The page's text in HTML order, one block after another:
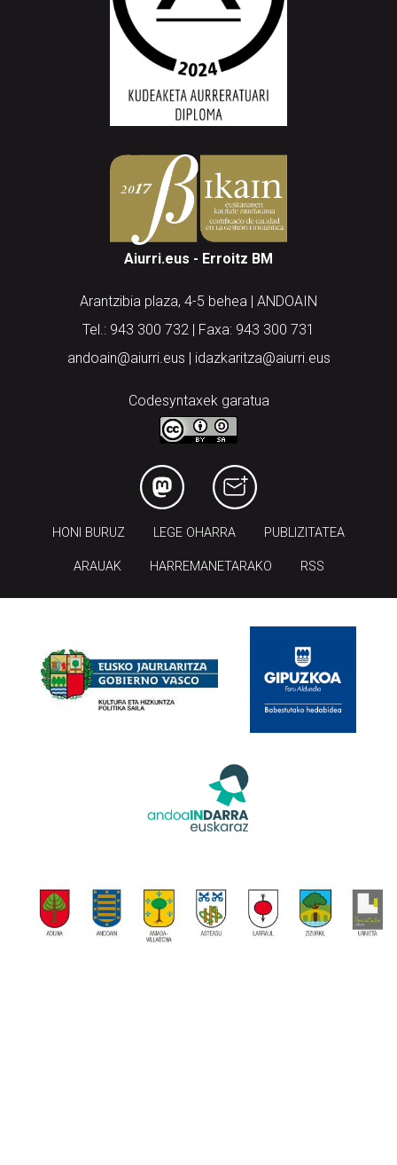
Aiurri.eus - Erroitz BM
Arantzibia plaza, 4-5 behea | ANDOAIN
Tel.: 943 300 732 | Faxa: 943 300 731
andoain@aiurri.eus | idazkaritza@aiurri.eus
Codesyntaxek garatua
HONI BURUZ LEGE OHARRA PUBLIZITATEA
ARAUAK HARREMANETARAKO RSS